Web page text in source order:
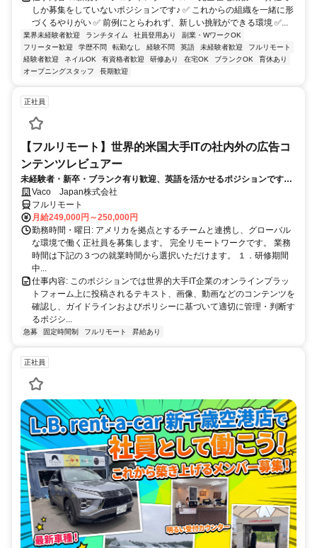
しか募集をしていないポジションです♪ ✅ これからの組織を一緒に形
づくるやりがい ✅ 前例にとらわれず、新しい挑戦ができる環境 ✅...
業界未経験者歓迎 ランチタイム 社員登用あり
副業・WワークOK
フリーター歓迎
学歴不問 転勤なし 経験不問 英語 未経験者歓迎
フルリモート
経験者歓迎
ネイルOK 有資格者歓迎 研修あり 在宅OK ブランクOK
育休あり
オープニングスタッフ
長期歓迎
正社員
【フルリモート】世界的米国大手ITの社内外の広告コ
ンテンツレビュアー
未経験者・新卒・ブランク有り歓迎、英語を活かせるポジションです。
完全リモート
Vaco Japan株式会社
フルリモート
月給249,000円～250,000円
勤務時間・曜日: アメリカを拠点とするチームと連携し、グローバル
な環境で働く正社員を募集します。 完全リモートワークです。 業務
時間は下記の３つの就業時間から選択いただけます。 １．研修期間
中...
仕事内容: このポジションでは世界的大手IT企業のオンラインプラッ
トフォーム上に投稿されるテキスト、画像、動画などのコンテンツを
確認し、ガイドラインおよびポリシーに基づいて適切に管理・判断す
るポジシ...
急募 固定時間制 フルリモート 昇給あり
正社員